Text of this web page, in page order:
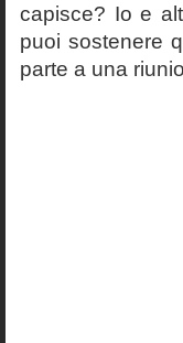
capisce? Io e
puoi sostenere
parte a una